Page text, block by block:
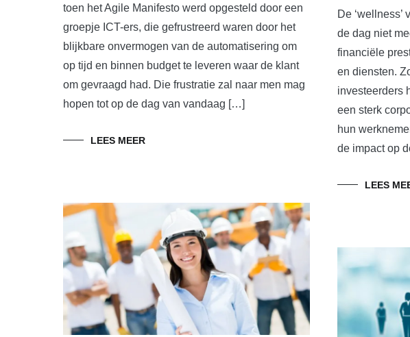
toen het Agile Manifesto werd opgesteld door een
groepje ICT-ers, die gefrustreerd waren door het
blijkbare onvermogen van de automatisering om
op tijd en binnen budget te leveren waar de klant
om gevraagd had. Die frustratie zal naar men mag
hopen tot op de dag van vandaag […]
LEES MEER
De
de dag niet
financiële
en diensten.
investeerders
een sterk
hun
de impact op
LEES